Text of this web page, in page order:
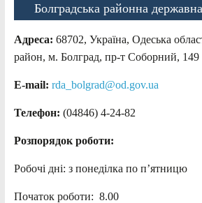
Болградська районна державна
Адреса: 68702, Україна, Одеська
район, м. Болград, пр-т Соборний, 149
E-mail: rda_bolgrad@od.gov.ua
Телефон: (04846) 4-24-82
Розпорядок роботи:
Робочі дні: з понеділка по п’ятницю
Початок роботи: 8.00